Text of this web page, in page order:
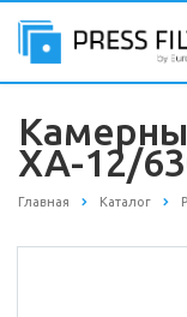
XA-12/
Главная Каталог